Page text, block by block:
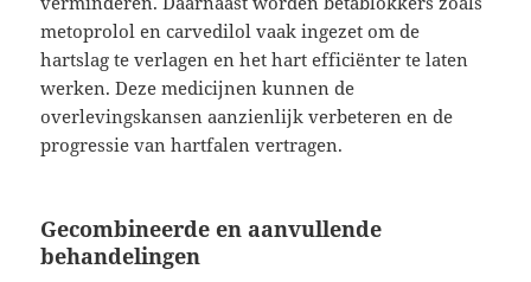
metoprolol en carvedilol vaak ingezet om de
hartslag te verlagen en het hart efficiënter te laten
werken. Deze medicijnen kunnen de
overlevingskansen aanzienlijk verbeteren en de
progressie van hartfalen vertragen.
Gecombineerde en aanvullende
behandelingen